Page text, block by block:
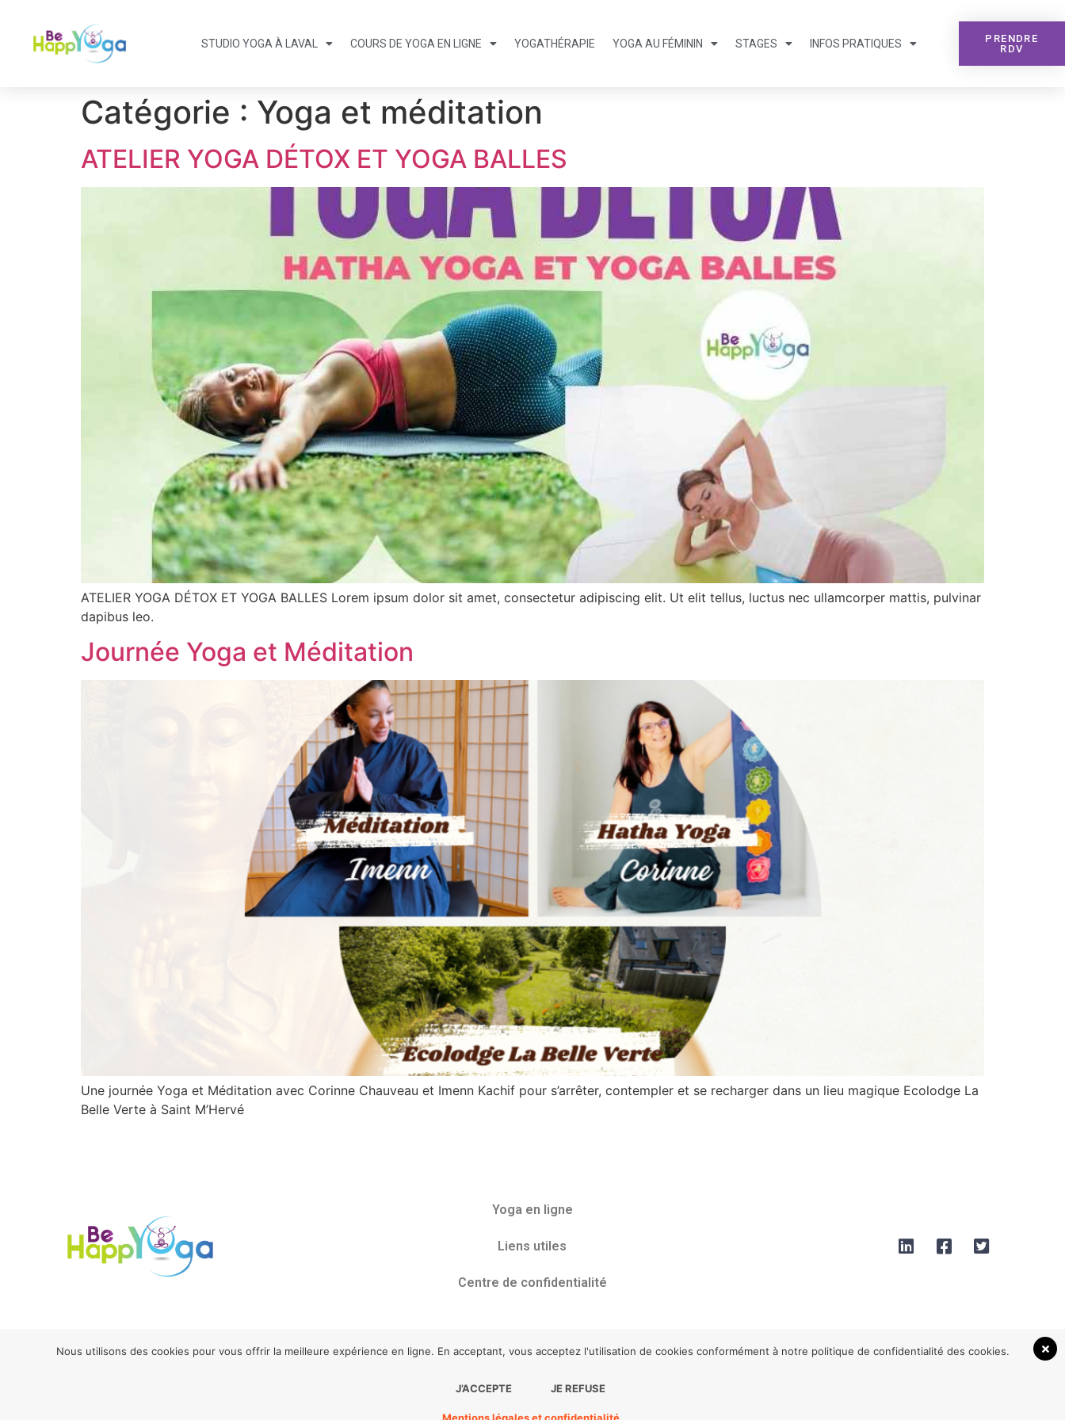
STUDIO YOGA À LAVAL COURS DE YOGA EN LIGNE YOGATHÉRAPIE YOGA AU FÉMININ STAGES INFOS PRATIQUES
PRENDRE
RDV
Catégorie : Yoga et méditation
ATELIER YOGA DÉTOX ET YOGA BALLES
ATELIER YOGA DÉTOX ET YOGA BALLES Lorem ipsum dolor sit amet, consectetur adipiscing elit. Ut elit tellus, luctus nec ullamcorper mattis, pulvinar
dapibus leo.
Journée Yoga et Méditation
Une journée Yoga et Méditation avec Corinne Chauveau et Imenn Kachif pour s’arrêter, contempler et se recharger dans un lieu magique Ecolodge La
Belle Verte à Saint M’Hervé
Yoga en ligne
Liens utiles
Centre de confidentialité
2026® Be HappYoga tous droits réservés Développement :
Nous utilisons des cookies pour vous offrir la meilleure expérience en ligne. En acceptant, vous acceptez l'utilisation de cookies conformément à notre politique de confidentialité des cookies.
J’ACCEPTE JE REFUSE